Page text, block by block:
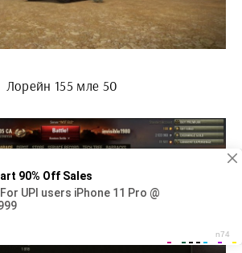
Лорейн 155 мле 50